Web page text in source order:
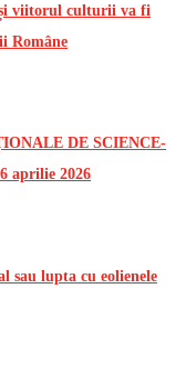
viitorul culturii va fi
Române
DE SCIENCE-
aprilie 2026
sau lupta cu eolienele